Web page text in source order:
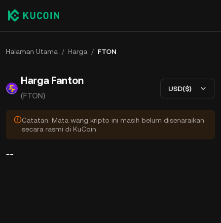
Halaman Utama / Harga / FTON
Harga Fanton
(FTON)
USD($)
Catatan: Mata wang kripto ini masih belum disenaraikan
secara rasmi di KuCoin.
--